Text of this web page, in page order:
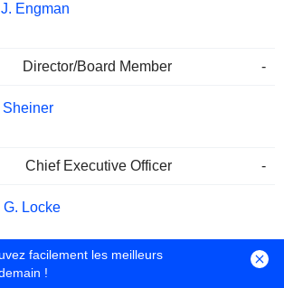
Engman
Director/Board Member -
Chief Executive Officer -
G. Locke
Communications Contact -
facilement les meilleurs
!